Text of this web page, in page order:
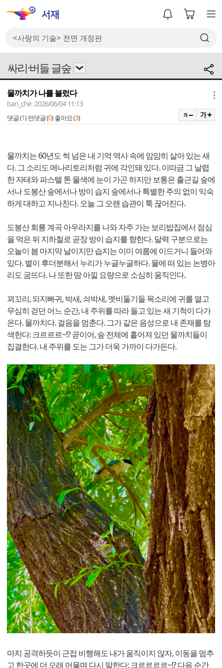
싸리·버들 글숲
물까치가 나를 불렀다
bari_che 2026/06/04 11:13
댓글 (1) 먼댓글 (0) 좋아요 (3)
물까치는 60년도 썩 넘은 내 기억 역사 속에 암암히 살아 있는 새
다. 그 소리도 메나리토리처럼 귀에 각인돼 있다. 이따금 그 날렵
한 자태와 파스텔 톤 물색에 눈이 가곤 하지만 보통은 출근길 숲에
서나 도봉산 숲에서나 방이 습지 숲에서나 특별한 주의 없이 익숙
하게 대하고 지나친다. 오늘 그 오랜 습관이 툭 끊어진다.
도봉산 회룡 계곡 아우라지를 나와 자주 가는 보리밥집에서 점심
을 먹은 뒤 지하철로 곧장 방이 습지를 향한다. 달력 구분으로는
오늘이 봄 마지막 날이지만 습지는 이미 여름에 이드거니 들어와
있다. 볕이 후더분해서 누리가 누글누글하다. 물에 떠 있는 논병아
리도 굼뜨다. 나 또한 땀 아낄 요량으로 소심히 움직인다.
꾀꼬리, 되지빠귀, 박새, 쇠박새, 멧비둘기들 목소리에 귀를 열고
무심히 걷던 어느 순간, 내 주위를 따라 돌고 있는 새 기척이 다가
온다. 물까치다. 걸음을 멈춘다. 그가 같은 음성으로 내 존재를 탐
색한다: 크르르르~!? 곧이어, 숲 전체에 흩어져 있던 물까치들이
집결한다. 내 주위를 도는 그가 더욱 가까이 다가든다.
마치 공격하듯이 근접 비행해도 내가 움직이지 않자, 이동을 멈추
고 한곳에 더 오래 머물며 다시 말한다: 크르르르르~!? 다음 순간